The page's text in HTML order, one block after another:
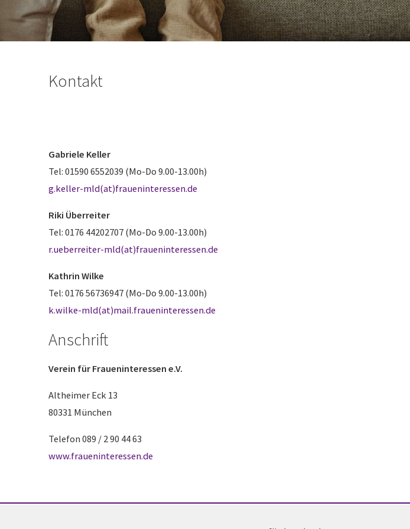
Kontakt
Gabriele Keller
Tel: 01590 6552039 (Mo-Do 9.00-13.00h)
g.keller-mld(at)fraueninteressen.de
Riki Überreiter
Tel: 0176 44202707 (Mo-Do 9.00-13.00h)
r.ueberreiter-mld(at)fraueninteressen.de
Kathrin Wilke
Tel: 0176 56736947 (Mo-Do 9.00-13.00h)
k.wilke-mld(at)mail.fraueninteressen.de
Anschrift
Verein für Fraueninteressen e.V.
Altheimer Eck 13
80331 München
Telefon 089 / 2 90 44 63
www.fraueninteressen.de